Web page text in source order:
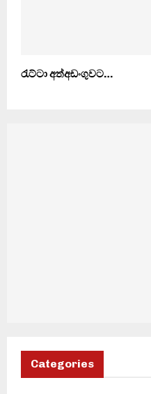
රැට්ටා අත්අඩංගුවට…
Categories